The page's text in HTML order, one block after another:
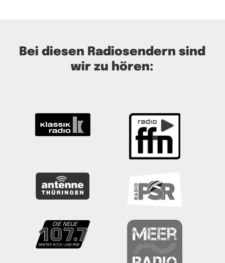
Bei diesen Radiosendern sind
wir zu hören: